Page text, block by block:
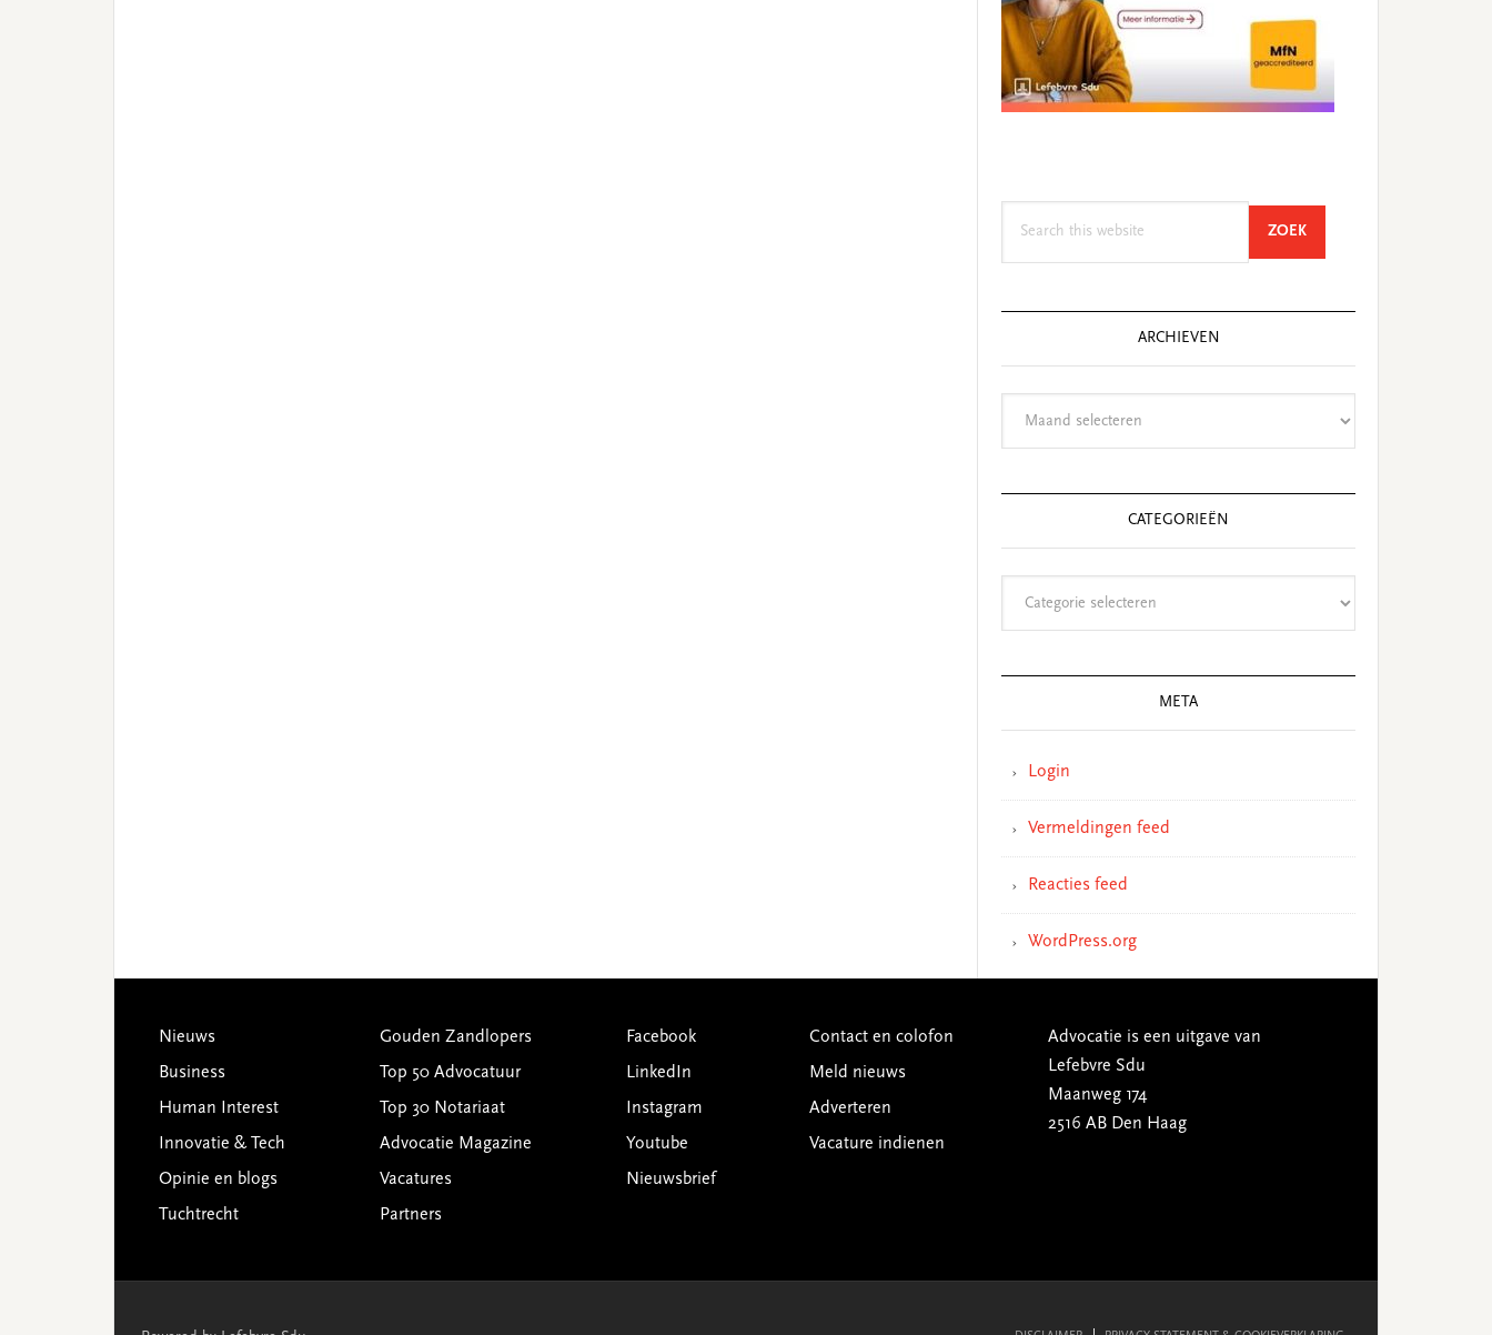
ZOEKSEARCH
ARCHIEVEN
CATEGORIEËN
META
Login
Vermeldingen feed
Reacties feed
WordPress.org
Footer
Nieuws
Business
Human Interest
Innovatie & Tech
Opinie en blogs
Tuchtrecht
Gouden Zandlopers
Top 50 Advocatuur
Top 30 Notariaat
Advocatie Magazine
Vacatures
Partners
Facebook
LinkedIn
Instagram
Youtube
Nieuwsbrief
Contact en colofon
Meld nieuws
Adverteren
Vacature indienen
Advocatie is een uitgave van
Lefebvre Sdu
Maanweg 174
2516 AB Den Haag